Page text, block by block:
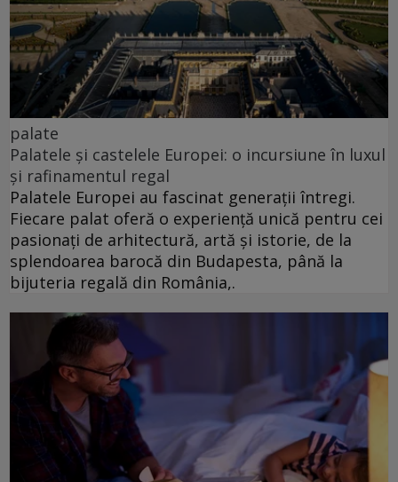
palate
Palatele și castelele Europei: o incursiune în luxul
și rafinamentul regal
Palatele Europei au fascinat generații întregi.
Fiecare palat oferă o experiență unică pentru cei
pasionați de arhitectură, artă și istorie, de la
splendoarea barocă din Budapesta, până la
bijuteria regală din România,.